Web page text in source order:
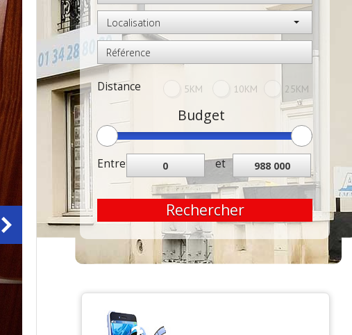
Localisation
Distance 5KM 10KM 25KM
Budget
Entre et
Rechercher